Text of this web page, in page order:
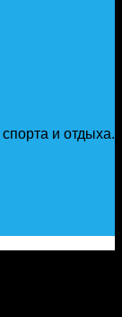
и отдыха.